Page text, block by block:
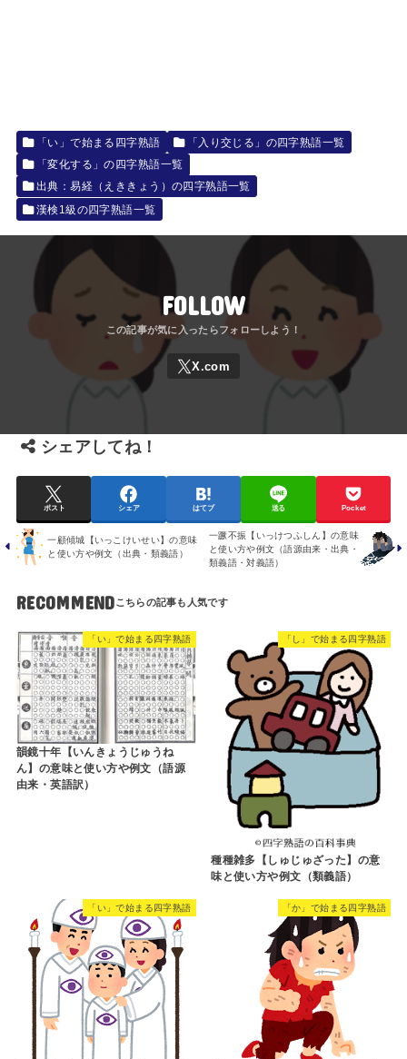
「い」で始まる四字熟語
「入り交じる」の四字熟語一覧
「変化する」の四字熟語一覧
出典：易経（えききょう）の四字熟語一覧
漢検1級の四字熟語一覧
FOLLOW
シェアしてね！
ポスト シェア はてブ 送る Pocket
一顧傾城【いっこけいせい】の意味
と使い方や例文（出典・類義語）
一蹶不振【いっけつふしん】の意味
と使い方や例文（語源由来・出典・
類義語・対義語）
RECOMMEND
「い」で始まる四字熟語
韻鏡十年【いんきょうじゅうね
ん】の意味と使い方や例文（語源
由来・英語訳）
「し」で始まる四字熟語
種種雑多【しゅじゅざった】の意
味と使い方や例文（類義語）
「い」で始まる四字熟語 「か」で始まる四字熟語